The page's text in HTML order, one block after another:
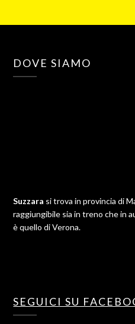
DOVE SIAMO
Suzzara si trova in provincia di
raggiungibile sia in treno che in
è quello di Verona.
SEGUICI SU